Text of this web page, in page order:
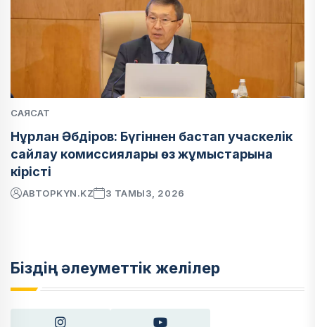
САЯСАТ
Нұрлан Әбдіров: Бүгіннен бастап учаскелік
сайлау комиссиялары өз жұмыстарына
кірісті
АВТОРKYN.KZ 3 ТАМЫЗ, 2026
Біздің әлеуметтік желілер